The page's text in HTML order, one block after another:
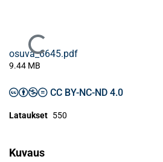
Ladataan...
osuva_6645.pdf
9.44 MB
CC BY-NC-ND 4.0
Lataukset 550
Kuvaus